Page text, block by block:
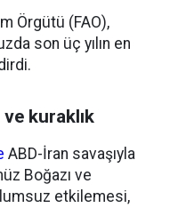
Örgütü (FAO),
son üç yılın en
kuraklık
ABD-İran savaşıyla
Boğazı ve
etkilemesi,